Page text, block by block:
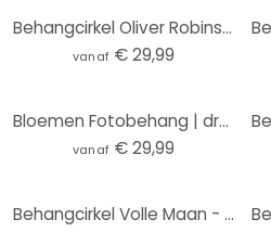
Behangcirkel Oliver Robins - Kleurrijke boerderij met dieren - vliesbehang/zelfklevend vliesbehang
vanaf € 29,99
Bloemen Fotobehang | droogbloemen - elegantie van vergankelijkheid - Boomkind - Rond - vliesbehang/z
vanaf € 29,99
Behangcirkel Volle Maan - vliesbehang/zelfklevend vliesbehang